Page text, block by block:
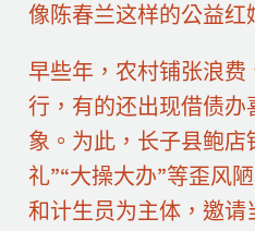
像陈春兰这样的公益红
早些年，农村铺张浪费
行，有的还出现借债办
象。为此，长子县鲍店
礼”“大操大办”等歪风
和计生员为主体，邀请